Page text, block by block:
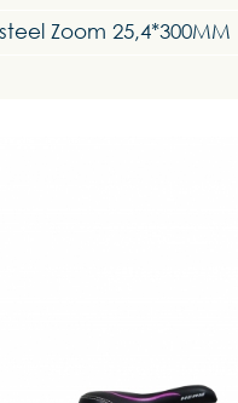
Zoom 25,4*300MM